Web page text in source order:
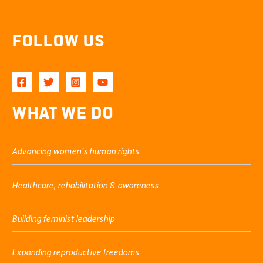
Follow Us
What We Do
Advancing women’s human rights
Healthcare, rehabilitation & awareness
Building feminist leadership
Expanding reproductive freedoms